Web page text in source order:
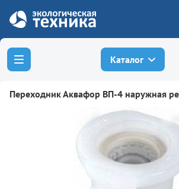
Каталог
Переходник Аквафор ВП-4 наружная